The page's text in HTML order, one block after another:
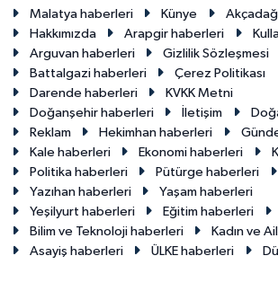
Malatya haberleri Künye
Hakkımızda
Arapgir haberleri
Arguvan haberleri
Gizlilik Sözleşmesi
Battalgazi haberleri
Çerez Politikası
Darende haberleri
KVKK Metni
Doğanşehir haberleri
İletişim
Reklam
Hekimhan haberleri
Kale haberleri
Ekonomi haberleri
Politika haberleri
Pütürge haberleri
Yazıhan haberleri
Yaşam haberleri
Yeşilyurt haberleri
Eğitim haberleri
Bilim ve Teknoloji haberleri
Kadın ve
Asayiş haberleri
ÜLKE haberleri